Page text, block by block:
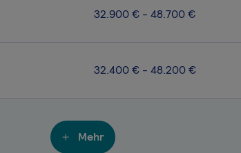
32.900 € - 48.700 €
32.400 € - 48.200 €
Mehr